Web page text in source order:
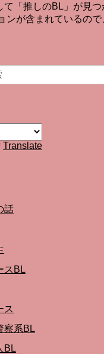
て「推しのBL」が見
ンが含まれているので
Translate
話
スBL
ス
察系BL
BL